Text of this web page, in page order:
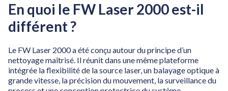
En quoi le FW Laser 2000 est-il
différent ?
Le FW Laser 2000 a été conçu autour du principe d’un
nettoyage maîtrisé. Il réunit dans une même plateforme
intégrée la flexibilité de la source laser, un balayage optique à
grande vitesse, la précision du mouvement, la surveillance du